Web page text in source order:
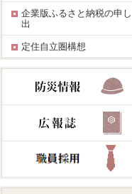
企業版ふるさと納税の申し
出
定住自立圏構想